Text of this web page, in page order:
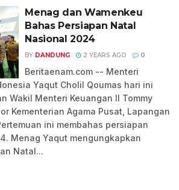
Menag dan Wamenkeu
Bahas Persiapan Natal
Nasional 2024
BY DANDUNG 2 YEARS AGO 0
Beritaenam.com -- Menteri
Yaqut Cholil Qoumas hari ini
Wakil Menteri Keuangan II Tommy
Kementerian Agama Pusat, Lapangan
ini membahas persiapan
Menag Yaqut mengungkapkan
Natal...